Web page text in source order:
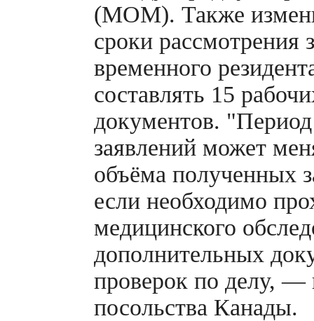
(МОМ). Также
сроки рассмотрения
временного
составлять 15
документов.
заявлений может
объёма полученных
если необходимо
медицинского
дополнительных
проверок по делу, —
посольства Канады.